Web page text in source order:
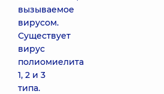
вызываемое
вирусом.
Существует
вирус
полиомиелита
1, 2 и 3
типа.